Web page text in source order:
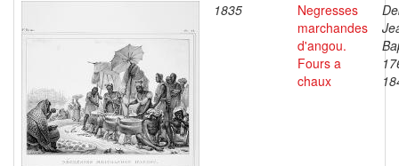
1835
Negresses
marchandes
d'angou.
Fours a
chaux